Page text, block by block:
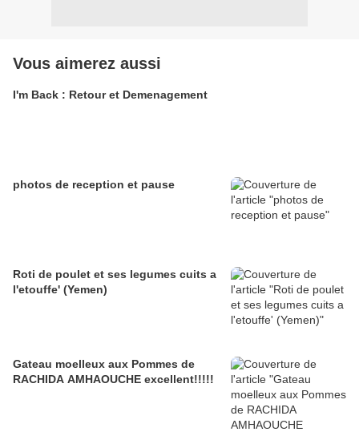
Vous aimerez aussi
I'm Back : Retour et Demenagement
photos de reception et pause
Roti de poulet et ses legumes cuits a
l'etouffe' (Yemen)
Gateau moelleux aux Pommes de
RACHIDA AMHAOUCHE excellent!!!!!